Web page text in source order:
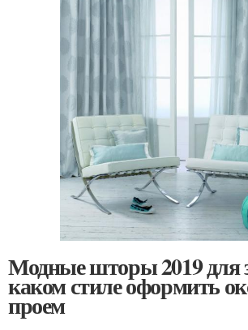
Модные шторы 2019 для
каком стиле оформить
проем